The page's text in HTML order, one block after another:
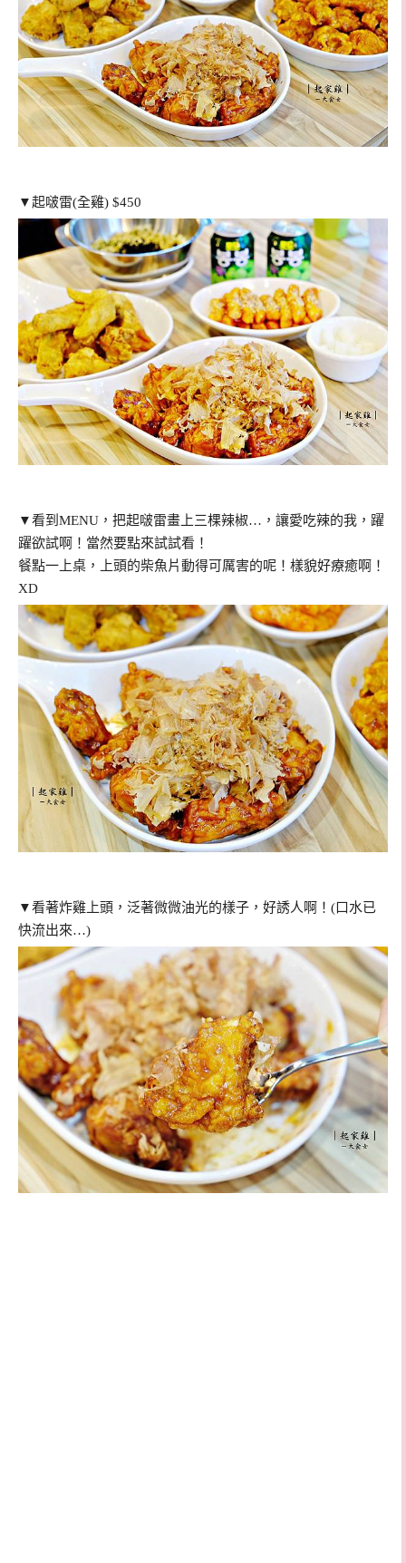
▼起啵雷(全雞) $450
▼看到MENU，把起啵雷畫上三棵辣椒…，讓愛吃辣的我，躍
躍欲試啊！當然要點來試試看！
餐點一上桌，上頭的柴魚片動得可厲害的呢！樣貌好療癒啊！
XD
▼看著炸雞上頭，泛著微微油光的樣子，好誘人啊！(口水已
快流出來…)